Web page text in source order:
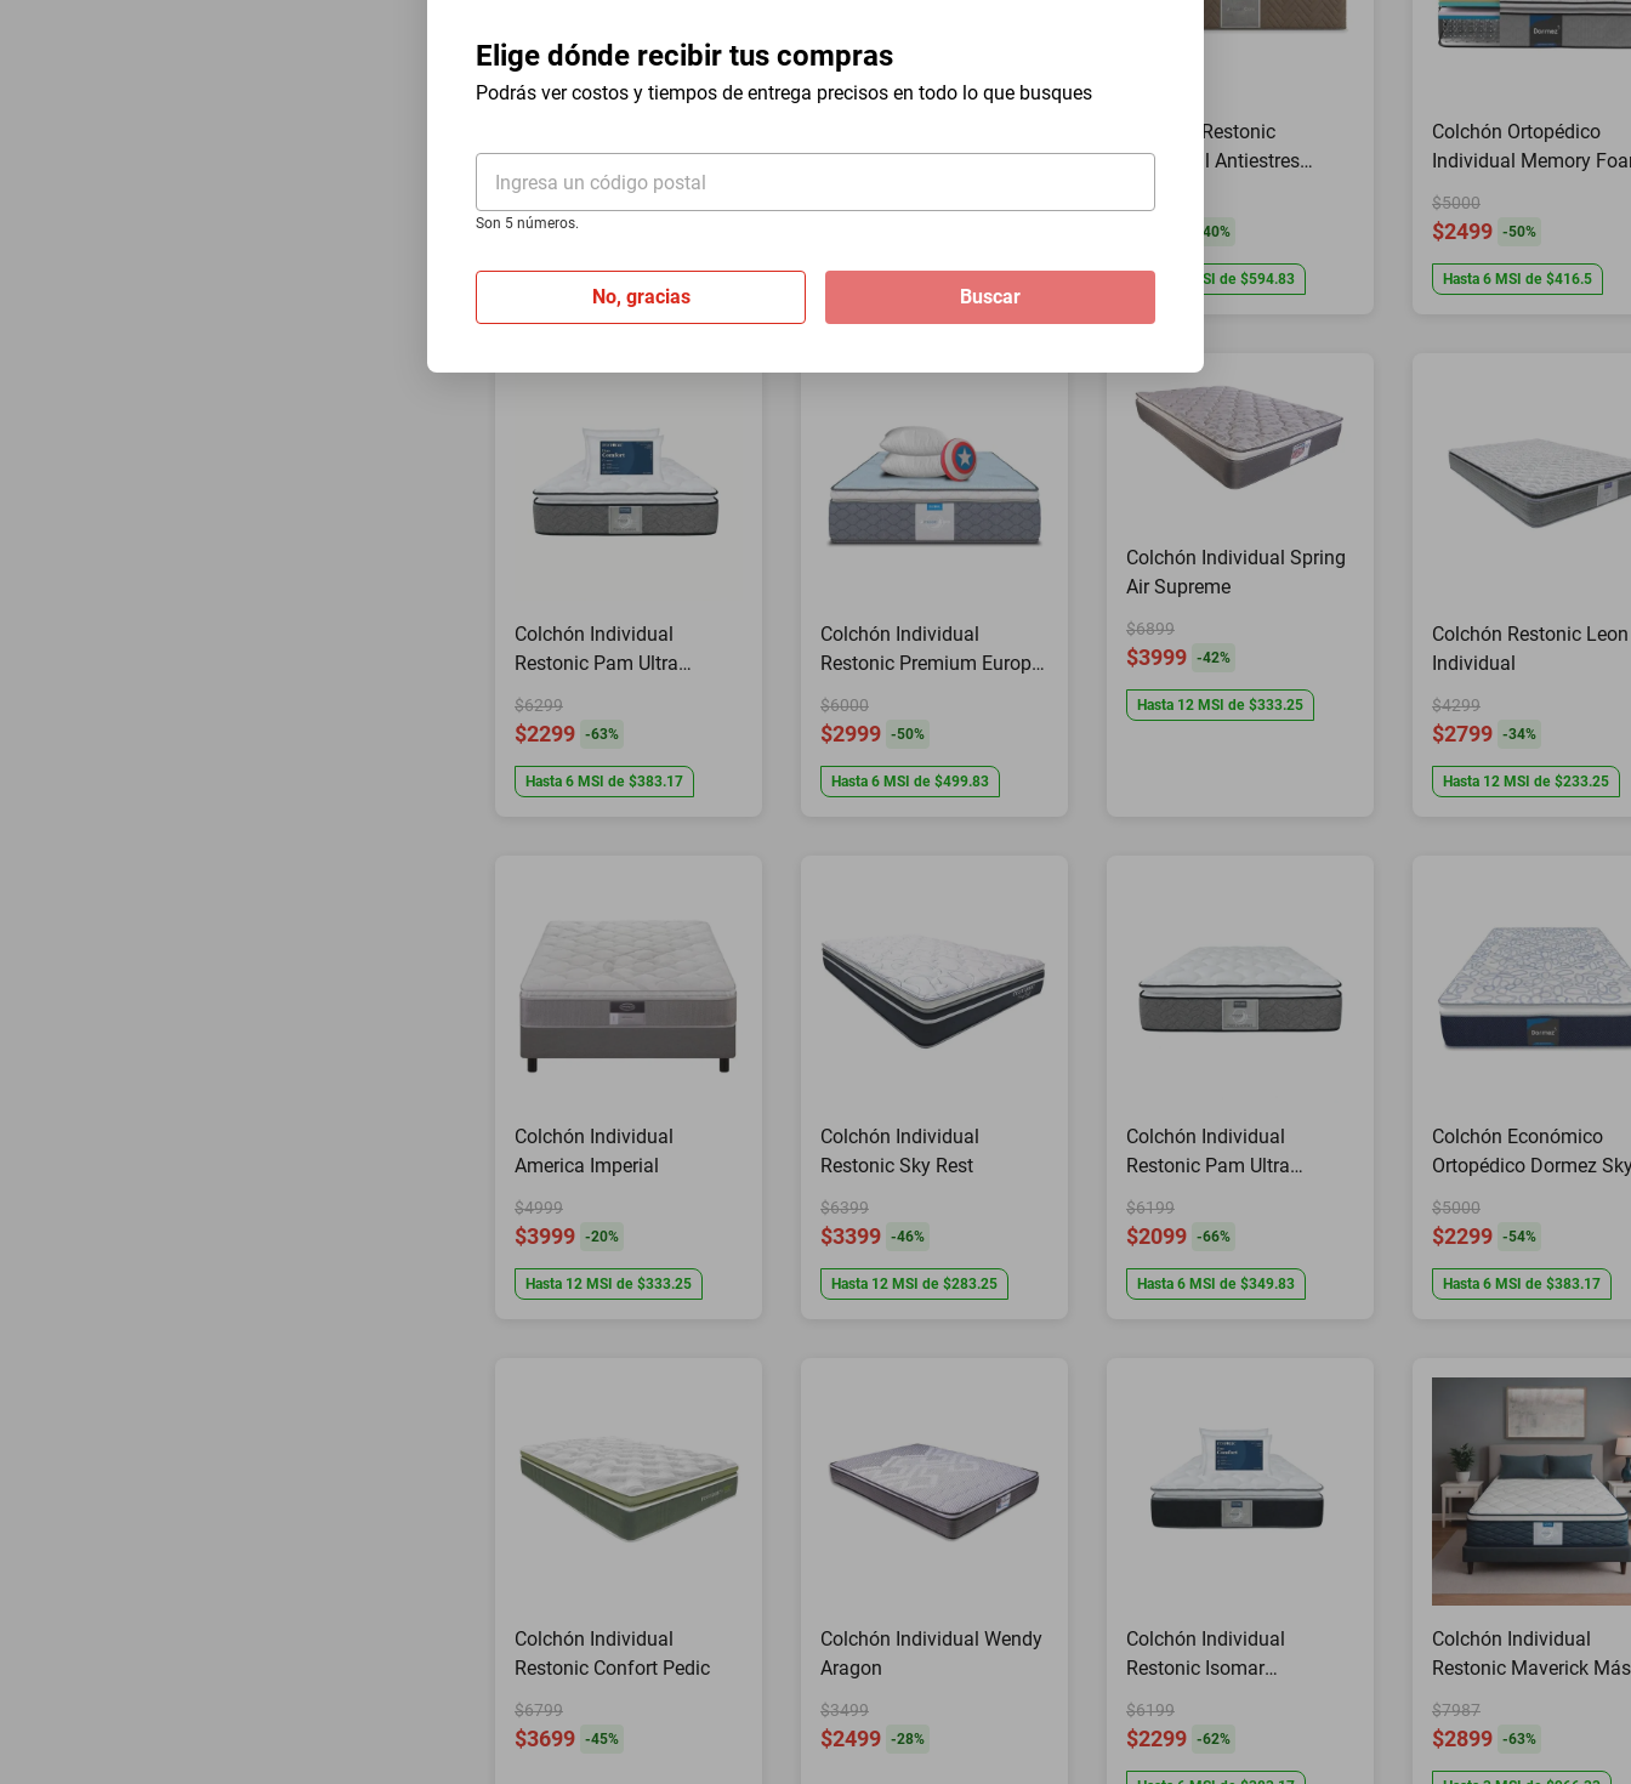
Elige dónde recibir tus compras
Podrás ver costos y tiempos de entrega precisos en todo lo que busques
Ingresa un código postal
Son 5 números.
No, gracias Buscar
Individual
$3649
Air Kunis
Colchon Restonic
Individual Antiestres
Antibacterial
40%
Hasta MSI de $594.83
Colchón Ortopédico
Individual Memory
Dormez Blacky Mega
Confort
$5000
$2499 -50%
Hasta 6 MSI de $416.5
Colchón Individual
Restonic Pam Ultra
Confort + 2 Almohadas
$6299
$2299 -63%
Hasta 6 MSI de $383.17
Colchón Individual
Restonic Premium Europa
+ 2Almohadas y Cojín
Héroe
$6000
$2999 -50%
Hasta 6 MSI de $499.83
Colchón Individual Spring
Air Supreme
$6899
$3999 -42%
Hasta 12 MSI de $333.25
Colchón Restonic Leon
Individual
$4299
$2799 -34%
Hasta 12 MSI de $233.25
Colchón Individual
America Imperial
$4999
$3999 -20%
Hasta 12 MSI de $333.25
Colchón Individual
Restonic Sky Rest
$6399
$3399 -46%
Hasta 12 MSI de $283.25
Colchón Individual
Restonic Pam Ultra
Confort
$6199
$2099 -66%
Hasta 6 MSI de $349.83
Colchón Económico
Ortopédico Dormez
Evolution Individual
$5000
$2299 -54%
Hasta 6 MSI de $383.17
Colchón Individual
Restonic Confort Pedic
$6799
$3699 -45%
Colchón Individual Wendy
Aragon
$3499
$2499 -28%
Colchón Individual
Restonic Isomar
Ortopédico Memory Foam
Elite Cooling + 2
Almohadas
$6199
$2299 -62%
Colchón Individual
Restonic Maverick
Almohadas
$7987
$2899 -63%